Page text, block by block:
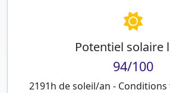
Potentiel solaire
94/100
2191h de soleil/an -